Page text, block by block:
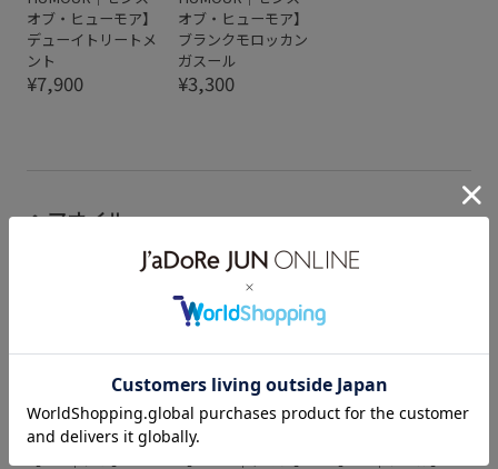
オブ・ヒューモア】
デューイトリートメ
ント
¥7,900
オブ・ヒューモア】
ブランクモロッカン
ガスール
¥3,300
ヘアオイル
L&B L&B